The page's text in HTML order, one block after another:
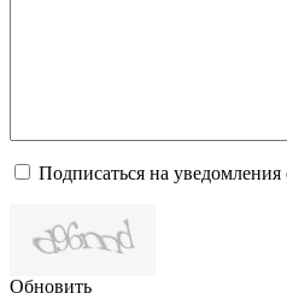
Подписаться на
Обновить